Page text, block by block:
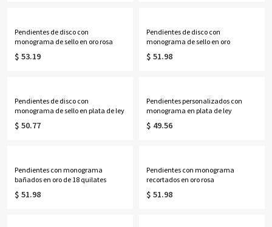
Pendientes de disco con
monograma de sello en oro rosa
$ 53.19
Pendientes de disco con
monograma de sello en oro
$ 51.98
Pendientes de disco con
monograma de sello en plata de ley
$ 50.77
Pendientes personalizados con
monograma en plata de ley
$ 49.56
Pendientes con monograma
bañados en oro de 18 quilates
$ 51.98
Pendientes con monograma
recortados en oro rosa
$ 51.98